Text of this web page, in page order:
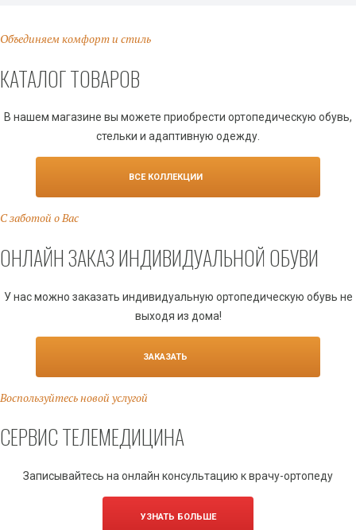
Объединяем комфорт и стиль
КАТАЛОГ ТОВАРОВ
В нашем магазине вы можете приобрести ортопедическую обувь,
стельки и адаптивную одежду.
ВСЕ КОЛЛЕКЦИИ
С заботой о Вас
ОНЛАЙН ЗАКАЗ ИНДИВИДУАЛЬНОЙ ОБУВИ
У нас можно заказать индивидуальную ортопедическую обувь не
выходя из дома!
ЗАКАЗАТЬ
Воспользуйтесь новой услугой
СЕРВИС ТЕЛЕМЕДИЦИНА
Записывайтесь на онлайн консультацию к врачу-ортопеду
УЗНАТЬ БОЛЬШЕ